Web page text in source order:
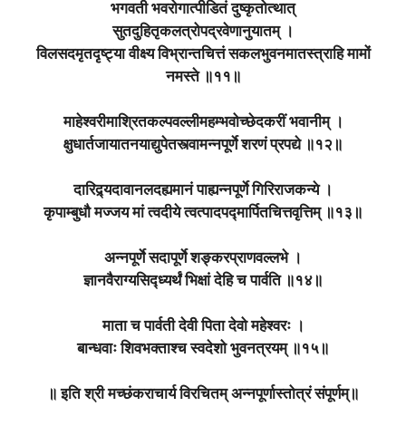
भगवती भवरोगात्पीडितं दुष्कृतोत्थात्
सुतदुहितृकलत्रोपद्रवेणानुयातम् ।
विलसदमृतदृष्ट्या वीक्ष्य विभ्रान्तचित्तं सकलभुवनमातस्त्राहि मामों
नमस्ते ॥११॥
माहेश्वरीमाश्रितकल्पवल्लीमहम्भवोच्छेदकरीं भवानीम् ।
क्षुधार्तजायातनयाद्युपेतस्त्वामन्नपूर्णे शरणं प्रपद्ये ॥१२॥
दारिद्र्यदावानलदह्यमानं पाह्यन्नपूर्णे गिरिराजकन्ये ।
कृपाम्बुधौ मज्जय मां त्वदीये त्वत्पादपद्मार्पितचित्तवृत्तिम् ॥१३॥
अन्नपूर्णे सदापूर्णे शङ्करप्राणवल्लभे ।
ज्ञानवैराग्यसिद्ध्यर्थं भिक्षां देहि च पार्वति ॥१४॥
माता च पार्वती देवी पिता देवो महेश्वरः ।
बान्धवाः शिवभक्ताश्च स्वदेशो भुवनत्रयम् ॥१५॥
॥ इति श्री मच्छंकराचार्य विरचितम् अन्नपूर्णास्तोत्रं संपूर्णम्॥